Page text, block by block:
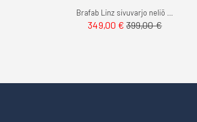
349,00 € 399,00 €